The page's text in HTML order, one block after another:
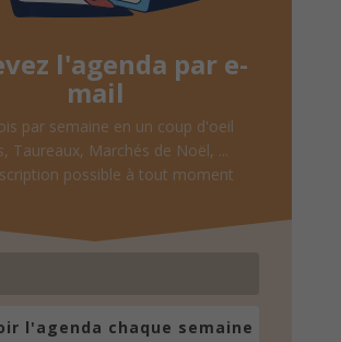
l'agenda par e-
mail
par semaine en un coup d'oeil
Taureaux, Marchés de Noël, ...
possible à tout moment
l'agenda chaque semaine